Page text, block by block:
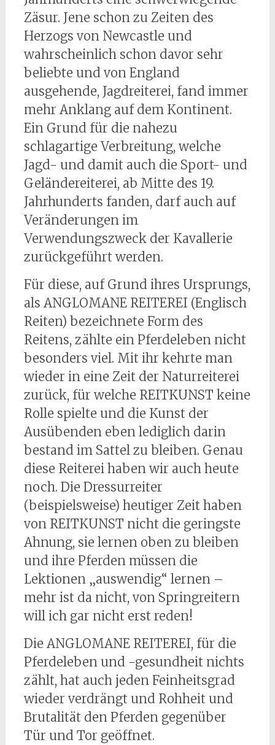
Zäsur. Jene schon zu Zeiten des
Herzogs von Newcastle und
wahrscheinlich schon davor sehr
beliebte und von England
ausgehende, Jagdreiterei, fand immer
mehr Anklang auf dem Kontinent.
Ein Grund für die nahezu
schlagartige Verbreitung, welche
Jagd- und damit auch die Sport- und
Geländereiterei, ab Mitte des 19.
Jahrhunderts fanden, darf auch auf
Veränderungen im
Verwendungszweck der Kavallerie
zurückgeführt werden.
Für diese, auf Grund ihres Ursprungs,
als ANGLOMANE REITEREI (Englisch
Reiten) bezeichnete Form des
Reitens, zählte ein Pferdeleben nicht
besonders viel. Mit ihr kehrte man
wieder in eine Zeit der Naturreiterei
zurück, für welche REITKUNST keine
Rolle spielte und die Kunst der
Ausübenden eben lediglich darin
bestand im Sattel zu bleiben. Genau
diese Reiterei haben wir auch heute
noch. Die Dressurreiter
(beispielsweise) heutiger Zeit haben
von REITKUNST nicht die geringste
Ahnung, sie lernen oben zu bleiben
und ihre Pferden müssen die
Lektionen „auswendig“ lernen –
mehr ist da nicht, von Springreitern
will ich gar nicht erst reden!
Die ANGLOMANE REITEREI, für die
Pferdeleben und -gesundheit nichts
zählt, hat auch jeden Feinheitsgrad
wieder verdrängt und Rohheit und
Brutalität den Pferden gegenüber
Tür und Tor geöffnet.